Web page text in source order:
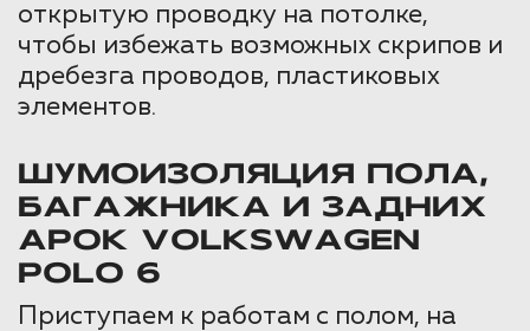
открытую проводку на потолке,
чтобы избежать возможных скрипов и
дребезга проводов, пластиковых
элементов.
ШУМОИЗОЛЯЦИЯ ПОЛА,
БАГАЖНИКА И ЗАДНИХ
АРОК VOLKSWAGEN
POLO 6
Приступаем к работам с полом, на